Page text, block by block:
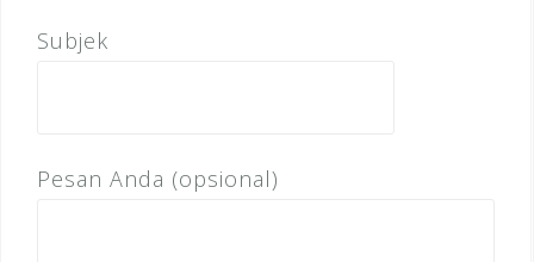
Subjek
Pesan Anda (opsional)